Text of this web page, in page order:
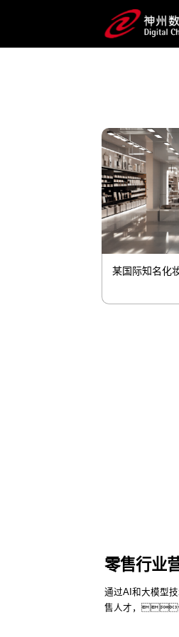
消费者体验
某国际知名化
零售行业
通过AI和大模型
售人才，